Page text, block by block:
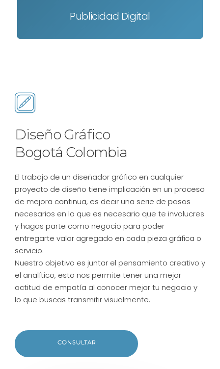
Publicidad Digital
Diseño Gráfico
Bogotá Colombia
El trabajo de un diseñador gráfico en cualquier
proyecto de diseño tiene implicación en un proceso
de mejora continua, es decir una serie de pasos
necesarios en la que es necesario que te involucres
y hagas parte como negocio para poder
entregarte valor agregado en cada pieza gráfica o
servicio.
Nuestro objetivo es juntar el pensamiento creativo y
el analítico, esto nos permite tener una mejor
actitud de empatía al conocer mejor tu negocio y
lo que buscas transmitir visualmente.
CONSULTAR